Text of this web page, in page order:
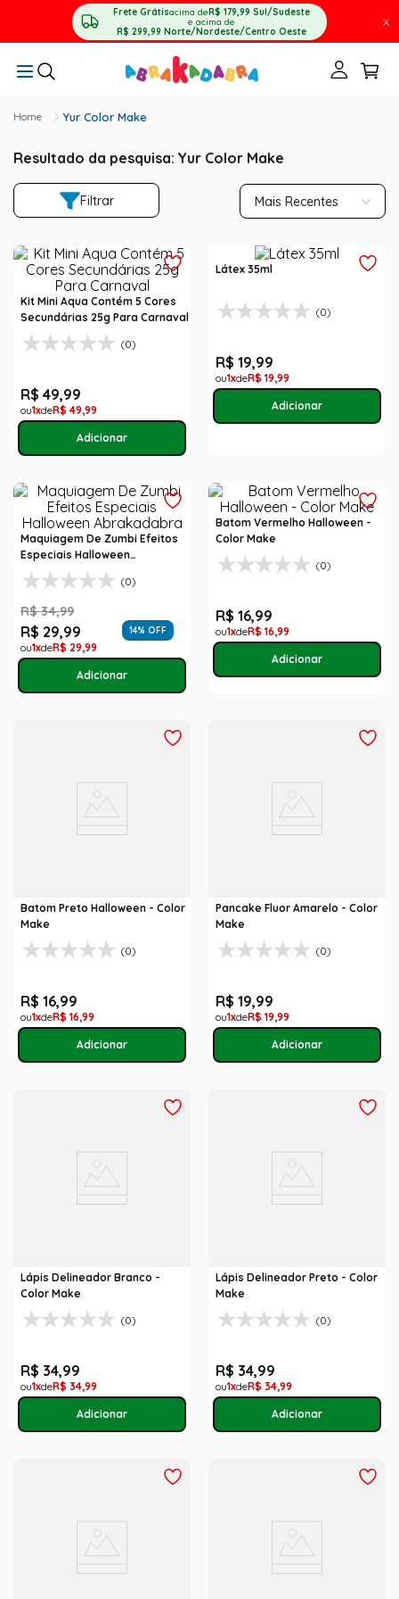
Frete Grátisacima deR$ 179,99 Sul/Sudeste
e acima de
R$ 299,99 Norte/Nordeste/Centro Oeste
X
Yur Color Make
Resultado da pesquisa: Yur Color Make
Filtrar Mais Recentes
Kit Mini Aqua Contém 5 Cores
Secundárias 25g Para Carnaval
(0)
R$ 49,99
1 R$ 49,99
Látex 35ml
(0)
R$ 19,99
1 R$ 19,99
Maquiagem De Zumbi Efeitos
Especiais Halloween
Abrakadabra
(0)
R$ 34,99
R$ 29,99 14% OFF
1 R$ 29,99
Batom Vermelho Halloween -
Color Make
(0)
R$ 16,99
1 R$ 16,99
Batom Preto Halloween - Color
Make
(0)
R$ 16,99
1 R$ 16,99
Pancake Fluor Amarelo - Color
Make
(0)
R$ 19,99
1 R$ 19,99
Lápis Delineador Branco -
Color Make
(0)
R$ 34,99
1 R$ 34,99
Lápis Delineador Preto - Color
Make
(0)
R$ 34,99
1 R$ 34,99